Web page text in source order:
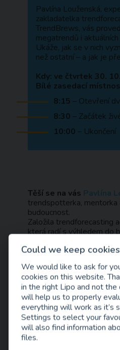
Pavlína Louženská,
zakladatelka
TrendBrews, vás
megatrendů i
Ukáže, jak se v nich
než ostatní – a jak je
Kdy: ve čtvrtek 30.
Bílé zasedací
8:15 – Otevření
8:30 – Začátek
10:00 – Ukončení
Těší se na vás Pavlína
trendspotterka, mentorka
budoucnost.
Založila trendforecasting
která radí s výhledem do
globální komunityCulture
Google for
Afriku a Blízký východ a
akcelerátorech po celém
boardech
organizací včetně
plátno v Lipo.ink.
Could we keep
We would like to ask for
cookies on this website.
in the right Lipo and not the
will help us to properly
everything will work as it’s
Settings to select your
will also find information
files.